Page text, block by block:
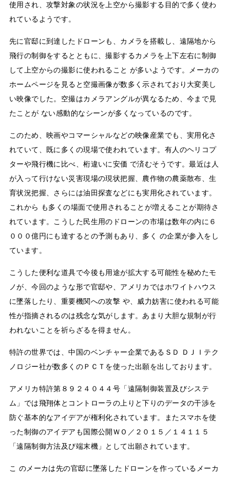
使用され、攻撃対象の状況を上空から撮影する目的で多く使わ
れているようです。
先に官邸に到達したドローンも、カメラを搭載し、遠隔地から
飛行の制御をするとともに、撮影するカメラを上下左右に制御
して上空からの撮影に使われること が多いようです。メーカの
ホームページを見ると空撮画像が数多く示されており大変美し
い映像でした。空撮はカメラアングルが異なるため、今まで見
たことが ない感動的なシーンが多くなっているのです。
このため、映画やコマーシャルなどの映像産業でも、実用化さ
れていて、既に多くの現場で使われています。有人のヘリコプ
ターや飛行機に比べ、桁違いに安価 で済むそうです。最近は人
が入って行けない災害現場の現状把握、農作物の農薬散布、生
育状況把握、さらには油田探査などにも実用化されています。
これから も多くの場面で使用されることが増えることが期待さ
れています。こうした民生用のドローンの市場は数年の内に６
０００億円にも達するとの予測もあり、多く の企業が参入をし
ています。
こうした便利な道具で今後も用途が拡大する可能性を秘めたモ
ノが、今回のような形で官邸や、アメリカではホワイトハウス
に墜落したり、重要機関への攻撃 や、威力妨害に使われる可能
性が指摘されるのは残念な気がします。あまり大胆な規制が行
われないことを祈らざるを得ません。
特許の世界では、中国のベンチャー企業であるＳＤ ＤＪＩテク
ノロジー社が数多くのＰＣＴを使った出願を出しております。
アメリカ特許第８９２４０４４号「遠隔制御装置及びシステ
ム」では飛翔体とコントローラの上りと下りのデータの干渉を
防ぐ基本的なアイデアが権利化されています。またスマホを使
った制御のアイデアも国際公開ＷＯ／２０１５／１４１１５
「遠隔制御方法及び端末機」として出願されています。
こ のメーカは先の官邸に墜落したドローンを作っているメーカ